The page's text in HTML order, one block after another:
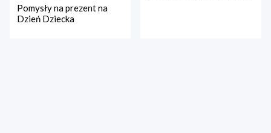
Pomysły na prezent na
Dzień Dziecka